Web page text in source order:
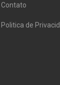
Contato
Politica de